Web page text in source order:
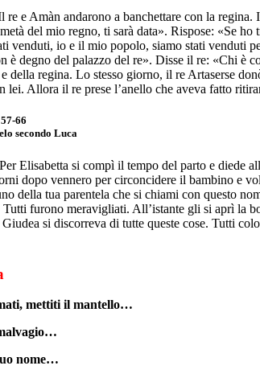
e Amàn andarono a banchettare con la regina.
del mio regno, ti sarà data». Rispose: «Se
venduti, io e il mio popolo, siamo stati venduti
è degno del palazzo del re». Disse il re: «Chi è
e della regina. Lo stesso giorno, il re Artaserse
lei. Allora il re prese l’anello che aveva fatto
66
secondo Luca
Elisabetta si compì il tempo del parto e diede
dopo vennero per circoncidere il bambino e
della tua parentela che si chiami con questo
Tutti furono meravigliati. All’istante gli si aprì la
si discorreva di tutte queste cose. Tutti
mettiti il mantello…
nome…